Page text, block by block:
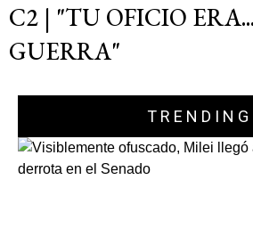
C2 | "TU OFICIO
GUERRA"
TRENDING